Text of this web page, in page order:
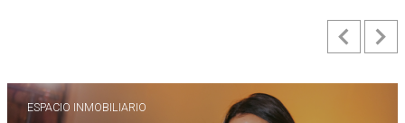
ESPACIO INMOBILIARIO